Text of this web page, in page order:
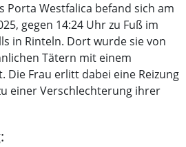
Porta Westfalica befand sich am
gegen 14:24 Uhr zu Fuß im
in Rinteln. Dort wurde sie von
Tätern mit einem
Die Frau erlitt dabei eine Reizung
einer Verschlechterung ihrer